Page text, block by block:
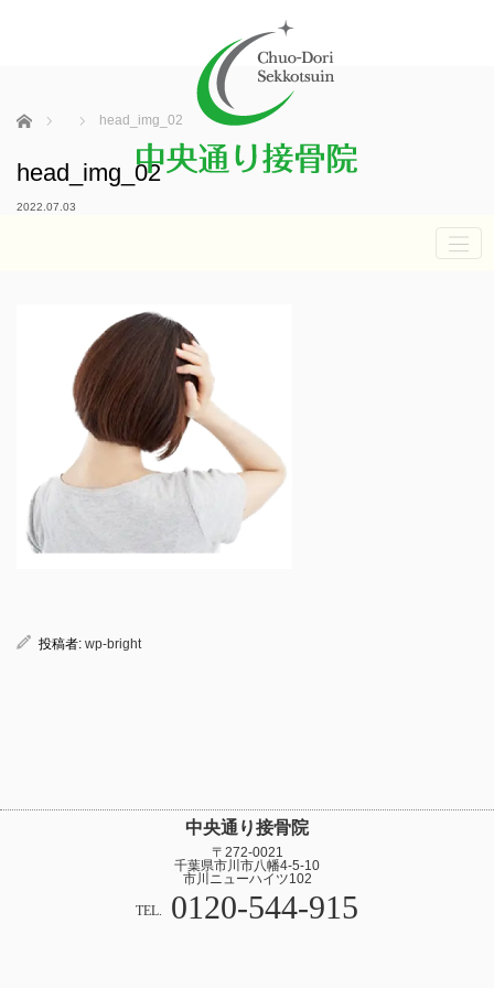
ホーム head_img_02
head_img_02
2022.07.03
投稿者: wp-bright
中央通り接骨院
〒272-0021
千葉県市川市八幡4-5-10
市川ニューハイツ102
TEL. 0120-544-915